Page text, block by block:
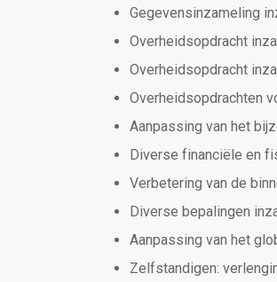
Gegevensinzameling
Overheidsopdracht
Overheidsopdracht
Overheidsopdrachten
Aanpassing van het
Diverse financiële en
Verbetering van de
Diverse bepalingen
Aanpassing van het
Zelfstandigen: